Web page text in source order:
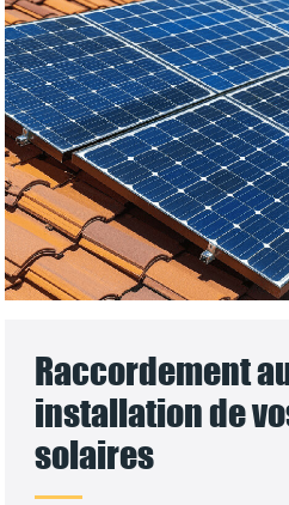
Raccordement
installation de
solaires